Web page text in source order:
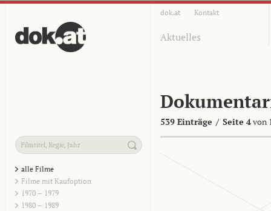
dok.at Kontakt
Aktuelles
539 Einträge / Seite 4von
alle Filme
Filme mit Kaufoption
1970 – 1979
1980 – 1989